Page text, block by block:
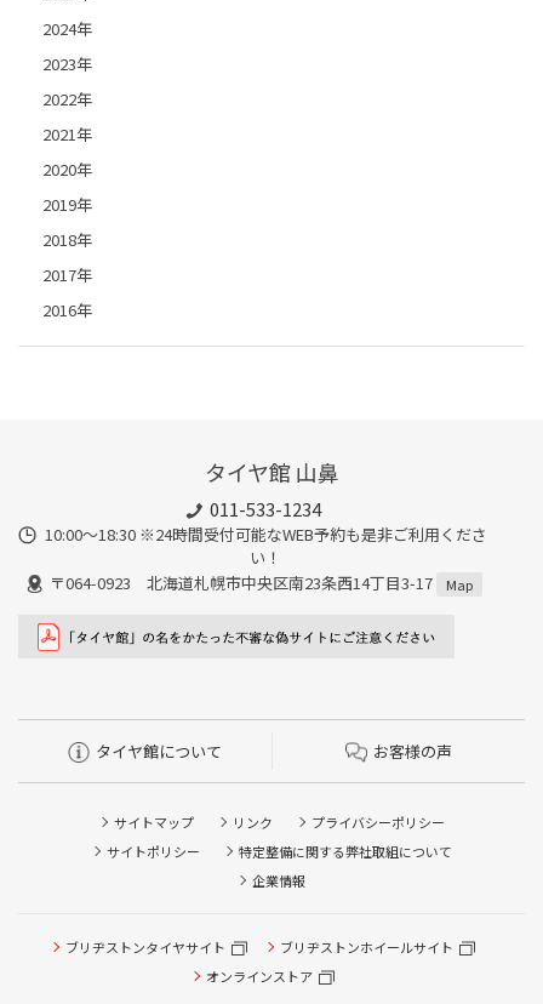
2024年
2023年
2022年
2021年
2020年
2019年
2018年
2017年
2016年
タイヤ館 山鼻
011-533-1234
10:00～18:30 ※24時間受付可能なWEB予約も是非ご利用くださ
い！
〒064-0923 北海道札幌市中央区南23条西14丁目3-17
Map
タイヤ館について お客様の声
サイトマップ リンク
プライバシーポリシー
サイトポリシー
特定整備に関する弊社取組について
企業情報
ブリヂストンタイヤサイト
ブリヂストンホイールサイト
オンラインストア
タイヤ点検・安全点検/タイヤ履き替え/オイル交換/その他
ピット作業の予約